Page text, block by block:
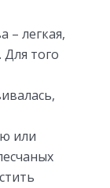
– легкая,
того
или